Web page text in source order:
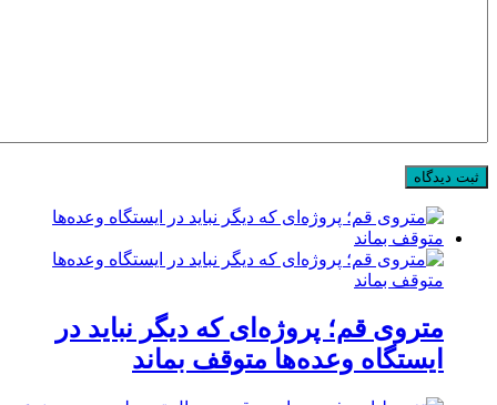
متروی قم؛ پروژه‌ای که دیگر نباید در
ایستگاه وعده‌ها متوقف بماند